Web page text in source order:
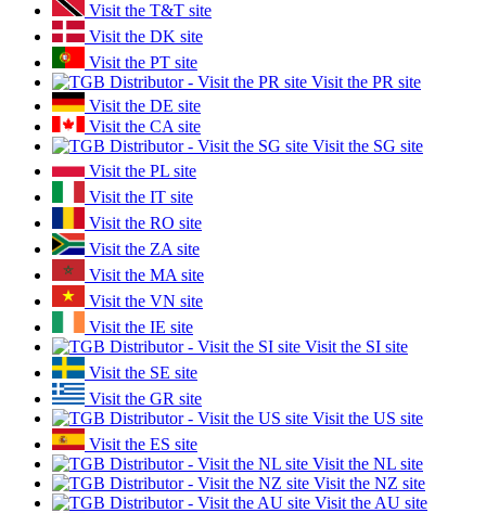
Visit the T&T site
Visit the DK site
Visit the PT site
Visit the PR site
Visit the DE site
Visit the CA site
Visit the SG site
Visit the PL site
Visit the IT site
Visit the RO site
Visit the ZA site
Visit the MA site
Visit the VN site
Visit the IE site
Visit the SI site
Visit the SE site
Visit the GR site
Visit the US site
Visit the ES site
Visit the NL site
Visit the NZ site
Visit the AU site